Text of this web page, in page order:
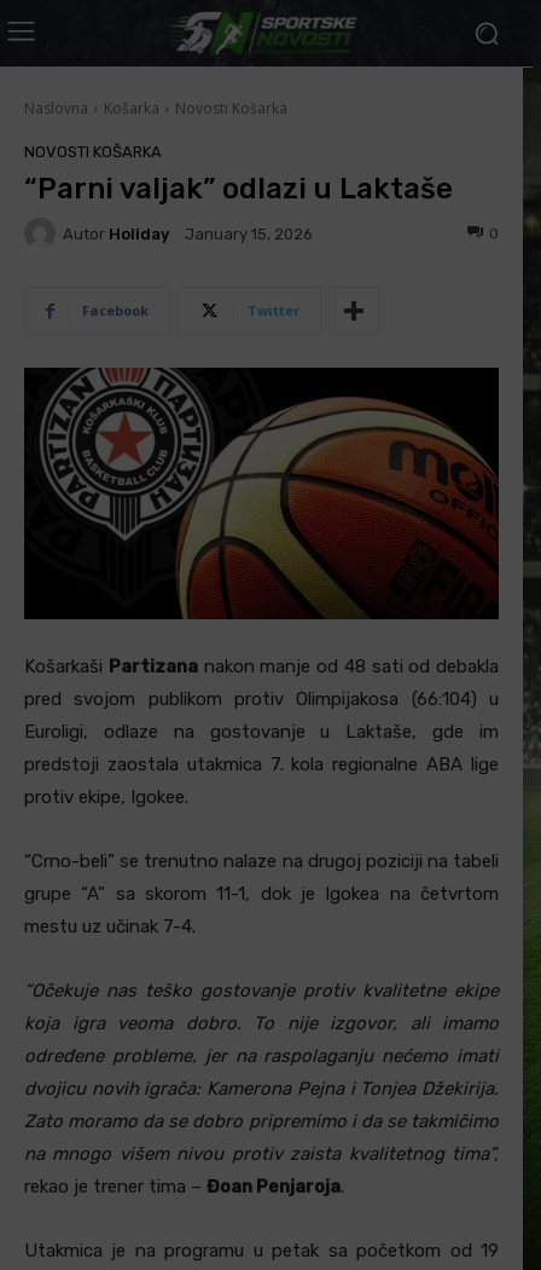
Naslovna Košarka Novosti Košarka
NOVOSTI KOŠARKA
“Parni valjak” odlazi u Laktaše
Autor Holiday January 15, 2026 0
Facebook Twitter
Košarkaši Partizananakon manje od 48 sati od debakla
pred svojom publikom protiv Olimpijakosa (66:104) u
Euroligi, odlaze na gostovanje u Laktaše, gde im
predstoji zaostala utakmica 7. kola regionalne ABA lige
protiv ekipe, Igokee.
“Crno-beli” se trenutno nalaze na drugoj poziciji na tabeli
grupe “A” sa skorom 11-1, dok je Igokea na četvrtom
mestu uz učinak 7-4.
“Očekuje nas teško gostovanje protiv kvalitetne ekipe
koja igra veoma dobro. To nije izgovor, ali imamo
određene probleme, jer na raspolaganju nećemo imati
dvojicu novih igrača: Kamerona Pejna i Tonjea Džekirija.
Zato moramo da se dobro pripremimo i da se takmičimo
na mnogo višem nivou protiv zaista kvalitetnog tima”,
rekao je trener tima – Đoan Penjaroja.
Utakmica je na programu u petak sa početkom od 19